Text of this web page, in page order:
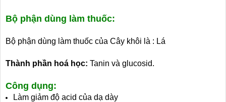
Bộ phận dùng làm thuốc:
Bộ phận dùng làm thuốc của Cây khôi là : Lá
Thành phần hoá học: Tanin và glucosid.
Công dụng:
Làm giảm độ acid của dạ dày